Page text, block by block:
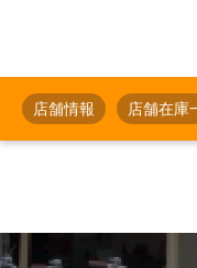
店舗情報 店舗在庫